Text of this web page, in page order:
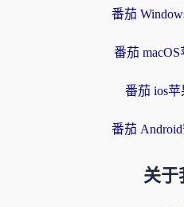
番茄
番茄
番茄 ios
番茄
关于